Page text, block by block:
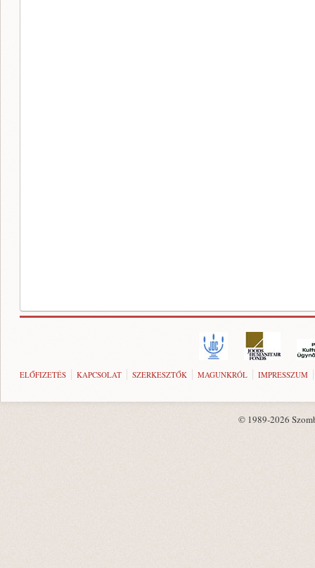
ELŐFIZETÉS KAPCSOLAT SZERKESZTŐK MAGUNKRÓL IMPRESSZUM
© 1989-2026